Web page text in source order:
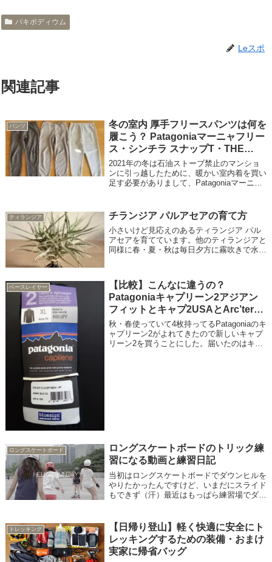
パキポディウム
Leスポ
関連記事
パンツ
冬の室内 厚手フリースパンツは何を
履こう？ Patagoniaマーニャフリー
ス・シンチラ スナップT・THE
NORTH FACE テックエアースウェ
ットジョガーパンツ レビュー
2021年の冬は石油ストーブ禁止のマンショ
ンに引っ越したために、暖かい室内着を買い
足す必要がありまして、Patagoniaマーニャ
みました。オススメ...
ティランジア チランジア パルアセアの育て方
小さいけど見応えのあるティランジア パル
アセアを育てています。他のティランジアと
同様に春・夏・秋は毎日夕方に霧吹きで水や
ベースレイヤー
【比較】こんなに違うの？
Patagoniaキャプリーン2アジアン
フィットとキャプ2USAとArc’teryx
Phase SL
秋・春使っていて4枚持ってるPatagoniaのキ
ャプリーン2がよれてきたので新しいキャプ
リーン2を買うことにした。届いたのはキャ
ロングスケートボード
ロングスケートボードのトリック練
習になる動画と練習日記
当初はロングスケートボードでダウンヒルを
やりたかったんですけど、いまだにスライド
もできず（汗）最近はもっぱら練習場でダン
トレッキング
【日帰り登山】軽く快適に安全にト
レッキングするための装備・おまけ
実家に帰省バッグ